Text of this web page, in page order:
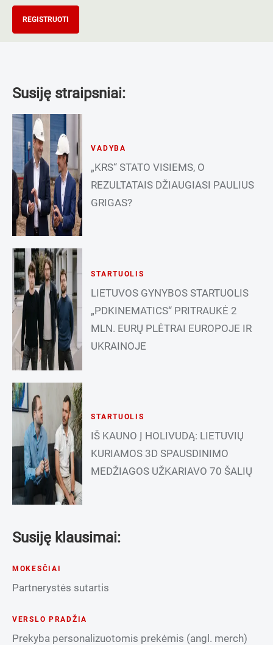
REGISTRUOTI
Susiję straipsniai:
VADYBA
„KRS“ STATO VISIEMS, O
REZULTATAIS DŽIAUGIASI PAULIUS
GRIGAS?
STARTUOLIS
LIETUVOS GYNYBOS STARTUOLIS
„PDKINEMATICS“ PRITRAUKĖ 2
MLN. EURŲ PLĖTRAI EUROPOJE IR
UKRAINOJE
STARTUOLIS
IŠ KAUNO Į HOLIVUDĄ: LIETUVIŲ
KURIAMOS 3D SPAUSDINIMO
MEDŽIAGOS UŽKARIAVO 70 ŠALIŲ
Susiję klausimai:
MOKESČIAI
Partnerystės sutartis
VERSLO PRADŽIA
Prekyba personalizuotomis prekėmis (angl. merch)